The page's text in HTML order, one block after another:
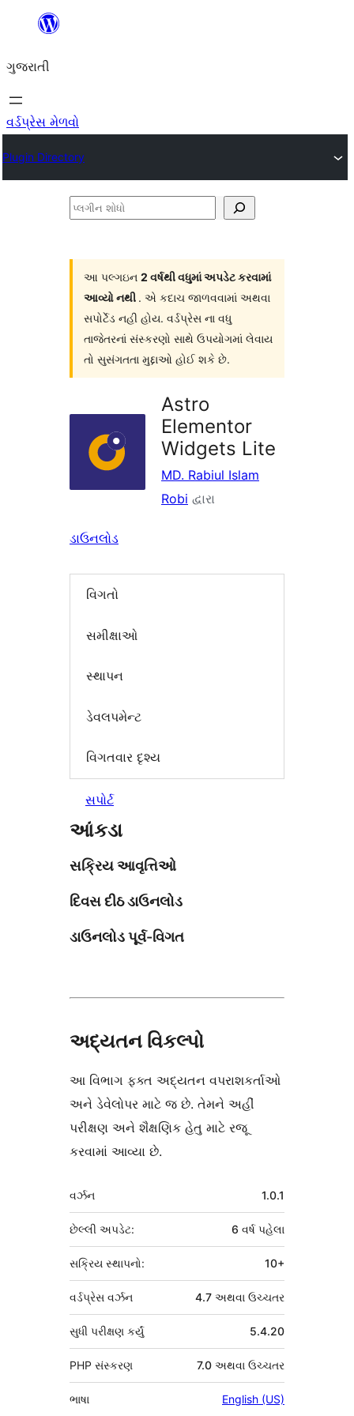
કંટેન્ટ(લખાણ)
જાઓ
ગુજરાતી
વર્ડપ્રેસ મેળવો
Plugin Directory
પ્લગીન
આ પલ્ગઇન 2 વર્ષથી વધુમાં અપડેટ કરવામાં
આવ્યો નથી . એ કદાચ જાળવવામાં અથવા
સપોર્ટેડ નહી હોય. વર્ડપ્રેસ ના વધુ
તાજેતરનાં સંસ્કરણો સાથે ઉપયોગમાં લેવાય
તો સુસંગતતા મુદ્દાઓ હોઈ શકે છે.
Astro
Elementor
Widgets Lite
MD. Rabiul Islam
Robi દ્વારા
ડાઉનલોડ
વિગતો
સમીક્ષાઓ
સ્થાપન
ડેવલપમેન્ટ
વિગતવાર દૃશ્ય
સપોર્ટ
આંકડા
સક્રિય આવૃત્તિઓ
દિવસ દીઠ ડાઉનલોડ
ડાઉનલોડ પૂર્વ-વિગત
અદ્યતન વિકલ્પો
આ વિભાગ ફક્ત અદ્યતન વપરાશકર્તાઓ
અને ડેવેલોપર માટે જ છે. તેમને અહીં
પરીક્ષણ અને શૈક્ષણિક હેતુ માટે રજૂ
કરવામાં આવ્યા છે.
મેટા
વર્ઝન 1.0.1
છેલ્લી અપડેટ: 6 વર્ષપહેલા
સક્રિય સ્થાપનો: 10+
વર્ડપ્રેસ વર્ઝન 4.7 અથવા ઉચ્ચતર
5.4.20
સુધી પરીક્ષણ કર્યું
PHP સંસ્કરણ 7.0 અથવા ઉચ્ચતર
ભાષા English (US)